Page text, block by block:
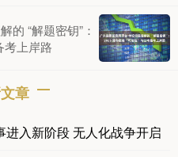
的 “解题密钥”：
考上岸路
章
入新阶段 无人化战争开启